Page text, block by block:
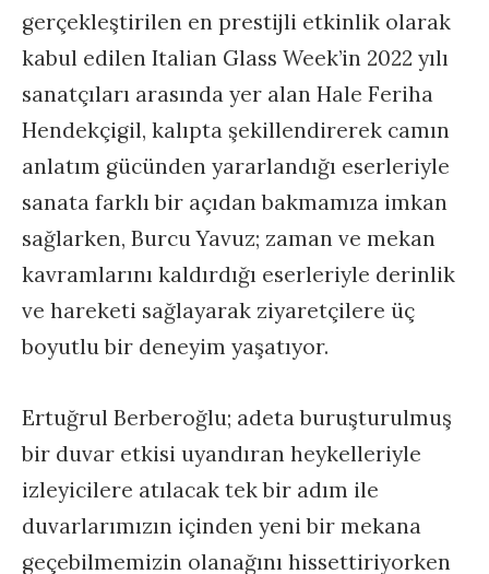
gerçekleştirilen en prestijli etkinlik olarak
kabul edilen Italian Glass Week’in 2022 yılı
sanatçıları arasında yer alan Hale Feriha
Hendekçigil, kalıpta şekillendirerek camın
anlatım gücünden yararlandığı eserleriyle
sanata farklı bir açıdan bakmamıza imkan
sağlarken, Burcu Yavuz; zaman ve mekan
kavramlarını kaldırdığı eserleriyle derinlik
ve hareketi sağlayarak ziyaretçilere üç
boyutlu bir deneyim yaşatıyor.
Ertuğrul Berberoğlu; adeta buruşturulmuş
bir duvar etkisi uyandıran heykelleriyle
izleyicilere atılacak tek bir adım ile
duvarlarımızın içinden yeni bir mekana
geçebilmemizin olanağını hissettiriyorken